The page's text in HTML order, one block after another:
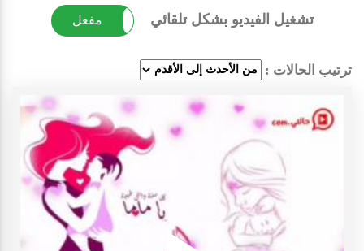
تشغيل الفيديو بشكل تلقائي مفعل غير مفعل
ترتيب الحالات :